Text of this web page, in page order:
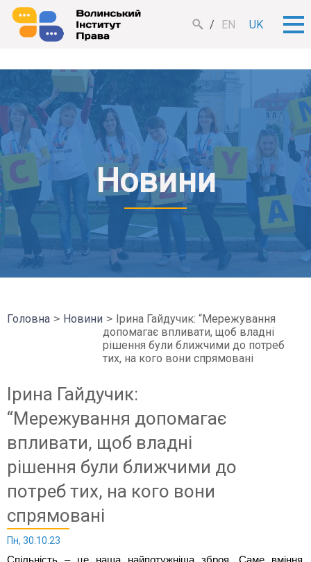
EN UK
Новини
Головна Новини
Ірина Гайдучик: “Мережування
допомагає впливати, щоб владні
рішення були ближчими до потреб
тих, на кого вони спрямовані
Ірина Гайдучик:
“Мережування допомагає
впливати, щоб владні
рішення були ближчими до
потреб тих, на кого вони
спрямовані
Пн, 30.10.23